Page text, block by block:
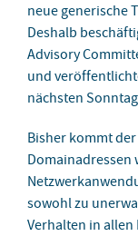
neue generische
Deshalb
Advisory
und
nächsten Sonntag
Bisher kommt
Domainadressen
sowohl zu
Verhalten in allen